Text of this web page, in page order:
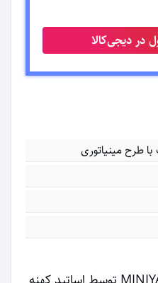
دیجی‌کالا
طرح مینیاتوری